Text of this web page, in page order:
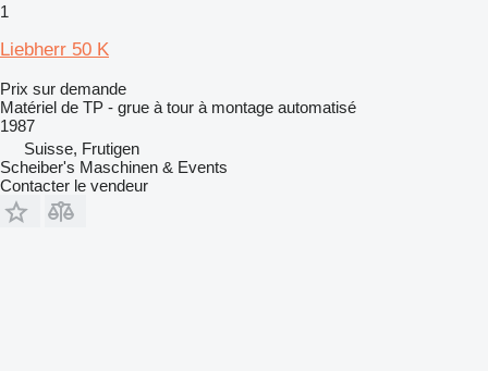
1
Liebherr 50 K
Prix sur demande
Matériel de TP - grue à tour à montage automatisé
1987
Suisse, Frutigen
Scheiber's Maschinen & Events
Contacter le vendeur